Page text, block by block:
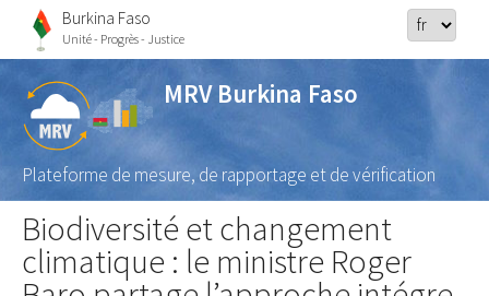
Burkina Faso
Unité - Progrès - Justice
MRV Burkina Faso
Plateforme de mesure, de rapportage et de vérification
Biodiversité et changement
climatique : le ministre Roger